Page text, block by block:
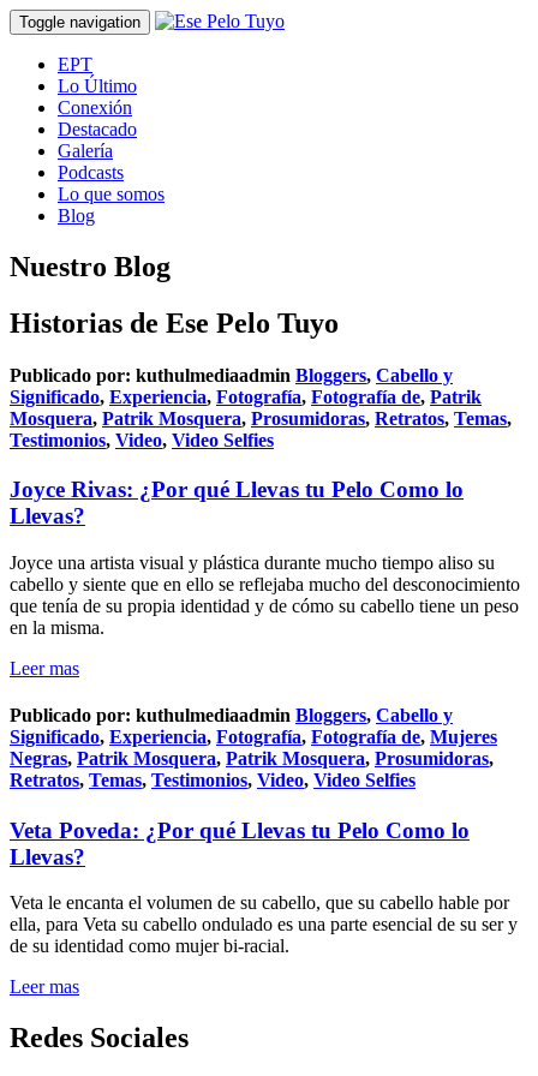
Toggle navigation
EPT
Lo Último
Conexión
Destacado
Galería
Podcasts
Lo que somos
Blog
Nuestro Blog
Historias de Ese Pelo Tuyo
Publicado por: kuthulmediaadmin Bloggers, Cabello y
Significado, Experiencia, Fotografía, Fotografía de, Patrik
Mosquera, Patrik Mosquera, Prosumidoras, Retratos, Temas,
Testimonios, Video, Video Selfies
Joyce Rivas: ¿Por qué Llevas tu Pelo Como lo
Llevas?
Joyce una artista visual y plástica durante mucho tiempo aliso su
cabello y siente que en ello se reflejaba mucho del desconocimiento
que tenía de su propia identidad y de cómo su cabello tiene un peso
en la misma.
Leer mas
Publicado por: kuthulmediaadmin Bloggers, Cabello y
Significado, Experiencia, Fotografía, Fotografía de, Mujeres
Negras, Patrik Mosquera, Patrik Mosquera, Prosumidoras,
Retratos, Temas, Testimonios, Video, Video Selfies
Veta Poveda: ¿Por qué Llevas tu Pelo Como lo
Llevas?
Veta le encanta el volumen de su cabello, que su cabello hable por
ella, para Veta su cabello ondulado es una parte esencial de su ser y
de su identidad como mujer bi-racial.
Leer mas
Redes Sociales